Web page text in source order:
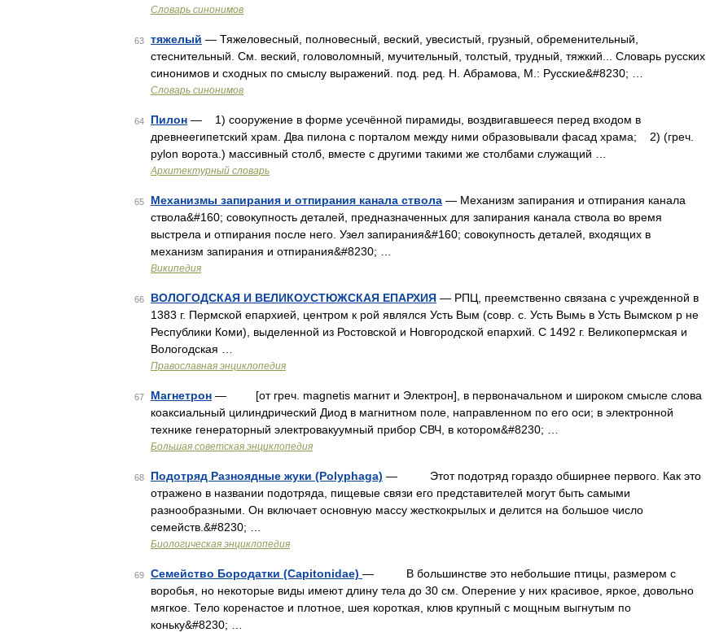
Словарь синонимов
63 тяжелый — Тяжеловесный, полновесный, веский, увесистый, грузный, обременительный,
стеснительный. См. веский, головоломный, мучительный, толстый, трудный, тяжкий... Словарь русских
синонимов и сходных по смыслу выражений. под. ред. Н. Абрамова, М.: Русские&#8230; …
Словарь синонимов
64 Пилон — 1) сооружение в форме усечённой пирамиды, воздвигавшееся перед входом в
древнеегипетский храм. Два пилона с порталом между ними образовывали фасад храма; 2) (греч.
pylon ворота.) массивный столб, вместе с другими такими же столбами служащий …
Архитектурный словарь
65 Механизмы запирания и отпирания канала ствола — Механизм запирания и отпирания канала
ствола&#160; совокупность деталей, предназначенных для запирания канала ствола во время
выстрела и отпирания после него. Узел запирания&#160; совокупность деталей, входящих в
механизм запирания и отпирания&#8230; …
Википедия
66 ВОЛОГОДСКАЯ И ВЕЛИКОУСТЮЖСКАЯ ЕПАРХИЯ — РПЦ, преемственно связана с учрежденной в
1383 г. Пермской епархией, центром к рой являлся Усть Вым (совр. с. Усть Вымь в Усть Вымском р не
Республики Коми), выделенной из Ростовской и Новгородской епархий. С 1492 г. Великопермская и
Вологодская …
Православная энциклопедия
67 Магнетрон — [от греч. magnetis магнит и Электрон], в первоначальном и широком смысле слова
коаксиальный цилиндрический Диод в магнитном поле, направленном по его оси; в электронной
технике генераторный электровакуумный прибор СВЧ, в котором&#8230; …
Большая советская энциклопедия
68 Подотряд Разноядные жуки (Polyphaga) — Этот подотряд гораздо обширнее первого. Как это
отражено в названии подотряда, пищевые связи его представителей могут быть самыми
разнообразными. Он включает основную массу жесткокрылых и делится на большое число
семейств.&#8230; …
Биологическая энциклопедия
69 Семейство Бородатки (Capitonidae) — В большинстве это небольшие птицы, размером с
воробья, но некоторые виды имеют длину тела до 30 см. Оперение у них красивое, яркое, довольно
мягкое. Тело коренастое и плотное, шея короткая, клюв крупный с мощным выгнутым по
коньку&#8230; …